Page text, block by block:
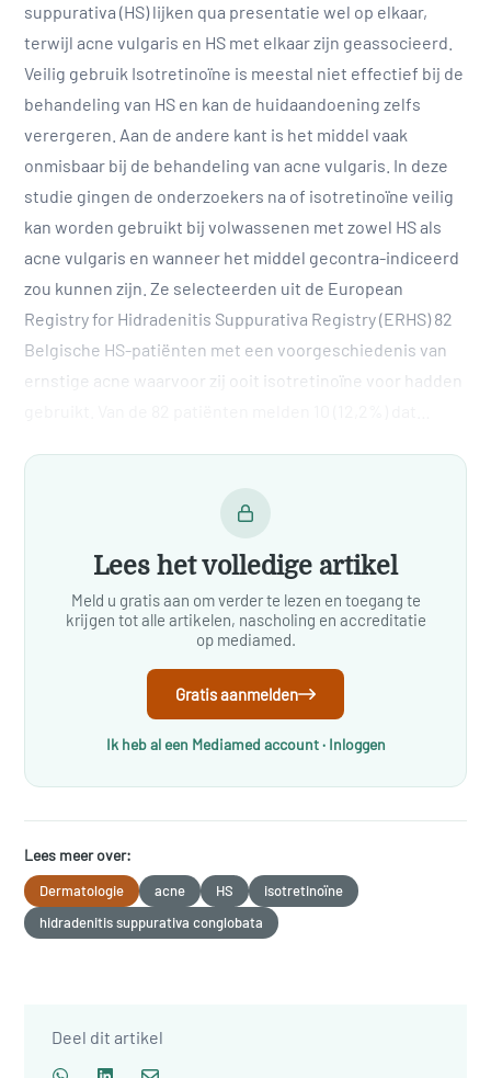
suppurativa (HS) lijken qua presentatie wel op elkaar,
terwijl acne vulgaris en HS met elkaar zijn geassocieerd.
Veilig gebruik Isotretinoïne is meestal niet effectief bij de
behandeling van HS en kan de huidaandoening zelfs
verergeren. Aan de andere kant is het middel vaak
onmisbaar bij de behandeling van acne vulgaris. In deze
studie gingen de onderzoekers na of isotretinoïne veilig
kan worden gebruikt bij volwassenen met zowel HS als
acne vulgaris en wanneer het middel gecontra-indiceerd
zou kunnen zijn. Ze selecteerden uit de European
Registry for Hidradenitis Suppurativa Registry (ERHS) 82
Belgische HS-patiënten met een voorgeschiedenis van
ernstige acne waarvoor zij ooit isotretinoïne voor hadden
Lees het volledige artikel
Meld u gratis aan om verder te lezen en toegang te
krijgen tot alle artikelen, nascholing en accreditatie
op mediamed.
Gratis aanmelden
Ik heb al een Mediamed account · Inloggen
Lees meer over:
Dermatologie acne HS
isotretinoïne
hidradenitis suppurativa conglobata
Deel dit artikel